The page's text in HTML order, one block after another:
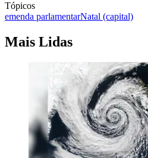
Tópicos
emenda parlamentarNatal (capital)
Mais Lidas